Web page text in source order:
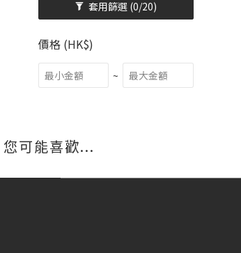
套用篩選 (0/20)
價格 (HK$)
~
您可能喜歡...